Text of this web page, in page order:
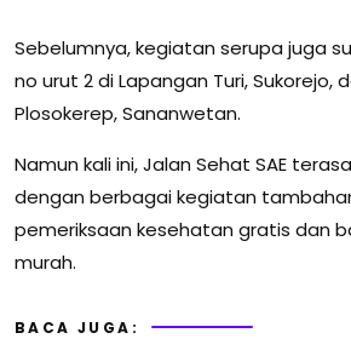
Sebelumnya, kegiatan serupa juga
no urut 2 di Lapangan Turi, Sukorejo,
Plosokerep, Sananwetan.
Namun kali ini, Jalan Sehat SAE
dengan berbagai kegiatan
pemeriksaan kesehatan gratis dan
murah.
BACA JUGA: